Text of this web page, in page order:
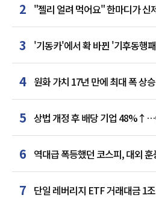
2 "젤리 얼려 먹어요" 한마디가
된 SNS
3
'기동카'에서 확 바뀐 '기후동행
카드사 경쟁
4 원화 가치 17년 만에 최대 폭 상
5 상법 개정 후 배당 기업
최다'
6 역대급 폭등했던 코스피, 대외
급락
7 단일 레버리지 ETF 거래대금 1